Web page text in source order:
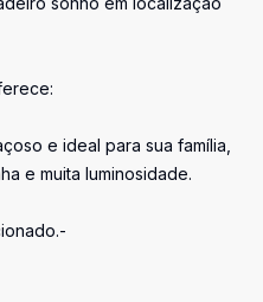
e ideal para sua família,
e muita luminosidade.